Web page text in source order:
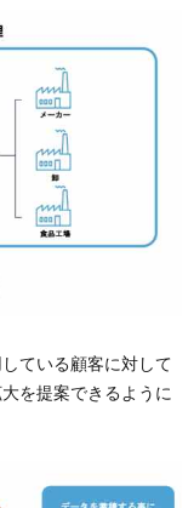
ている顧客に対して
を提案できるように